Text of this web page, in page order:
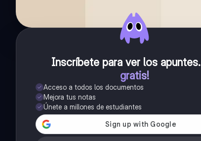
Inscríbete para ver los apuntes.
gratis!
Acceso a todos los documentos
Mejora tus notas
Únete a millones de estudiantes